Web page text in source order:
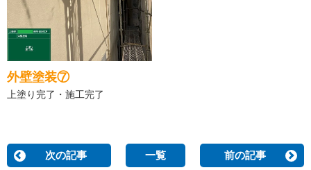
外壁塗装⑦
上塗り完了・施工完了
次の記事 一覧 前の記事